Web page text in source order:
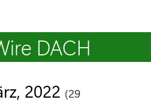
DACH
2022 (29